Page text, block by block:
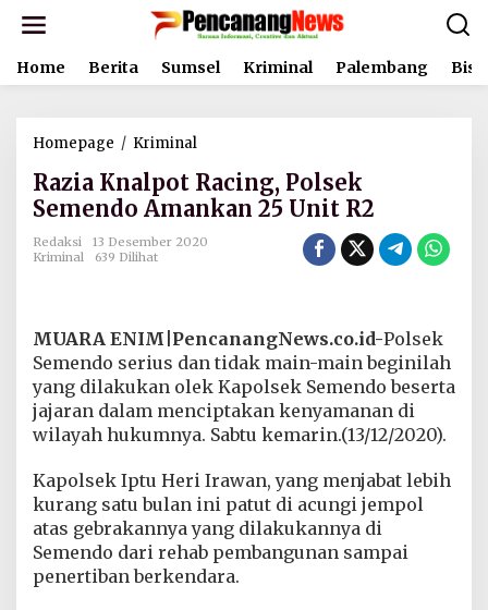
t
Home Berita Sumsel Kriminal Palembang
Homepage / Kriminal
z
i
a
K
o
t
R
a
c
i
g
,
P
o
l
s
Razia Knalpot Racing, Polsek
Semendo Amankan 25 Unit R2
Redaksi
13 Desember 2020
Kriminal
639 Dilihat
MUARA ENIM|PencanangNews.co.id-Polsek
Semendo serius dan tidak main-main beginilah
yang dilakukan olek Kapolsek Semendo beserta
jajaran dalam menciptakan kenyamanan di
wilayah hukumnya. Sabtu kemarin.(13/12/2020).
Kapolsek Iptu Heri Irawan, yang menjabat lebih
kurang satu bulan ini patut di acungi jempol
atas gebrakannya yang dilakukannya di
Semendo dari rehab pembangunan sampai
penertiban berkendara.